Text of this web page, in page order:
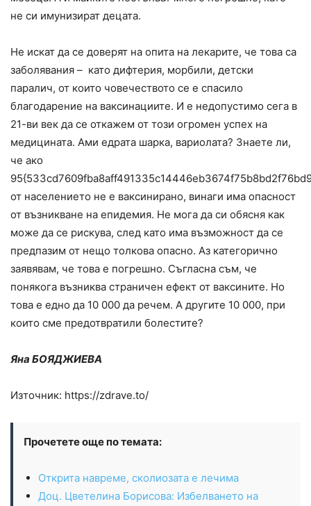
не си имунизират децата.
Не искат да се доверят на опита на лекарите, че това са
заболявания – като дифтерия, морбили, детски
паралич, от които човечеството се е спасило
благодарение на ваксинациите. И е недопустимо сега в
21-ви век да се откажем от този огромен успех на
медицината. Ами едрата шарка, вариолата? Знаете ли,
че ако
от населението не е ваксинирано, винаги има опасност
от възникване на епидемия. Не мога да си обясня как
може да се рискува, след като има възможност да се
предпазим от нещо толкова опасно. Аз категорично
заявявам, че това е погрешно. Съгласна съм, че
понякога възниква страничен ефект от ваксините. Но
това е едно да 10 000 да речем. А другите 10 000, при
които сме предотвратили болестите?
Яна БОЯДЖИЕВА
Източник: https://zdrave.to/
Прочетете още по темата:
Открита навреме, сколиозата е лечима
Доц. Цветелина Борисова: Избелването на